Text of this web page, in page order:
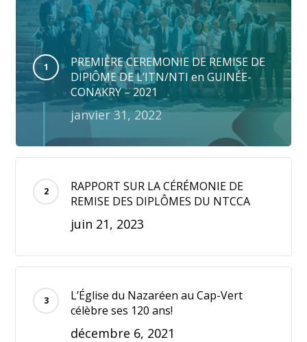
PREMIÈRE CEREMONIE DE REMISE DE
DIPlÔME DE L’ITN/NTI en GUINÉE-
CONAKRY – 2021
janvier 31, 2022
RAPPORT SUR LA CÉRÉMONIE DE
REMISE DES DIPLÔMES DU NTCCA
juin 21, 2023
L’Église du Nazaréen au Cap-Vert
célèbre ses 120 ans!
décembre 6, 2021